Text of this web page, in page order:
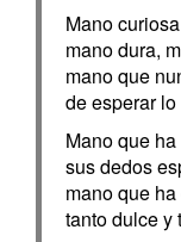
Mano
mano dura,
mano que
de esperar
Mano que
sus dedos
mano que
tanto dulce y